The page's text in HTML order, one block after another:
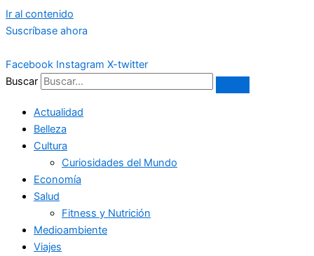
Ir al contenido
Suscríbase ahora
Facebook Instagram X-twitter
Buscar
Actualidad
Belleza
Cultura
Curiosidades del Mundo
Economía
Salud
Fitness y Nutrición
Medioambiente
Viajes